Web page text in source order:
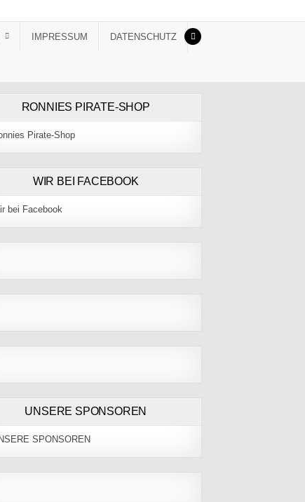
IMPRESSUM DATENSCHUTZ
RONNIES PIRATE-SHOP
WIR BEI FACEBOOK
UNSERE SPONSOREN